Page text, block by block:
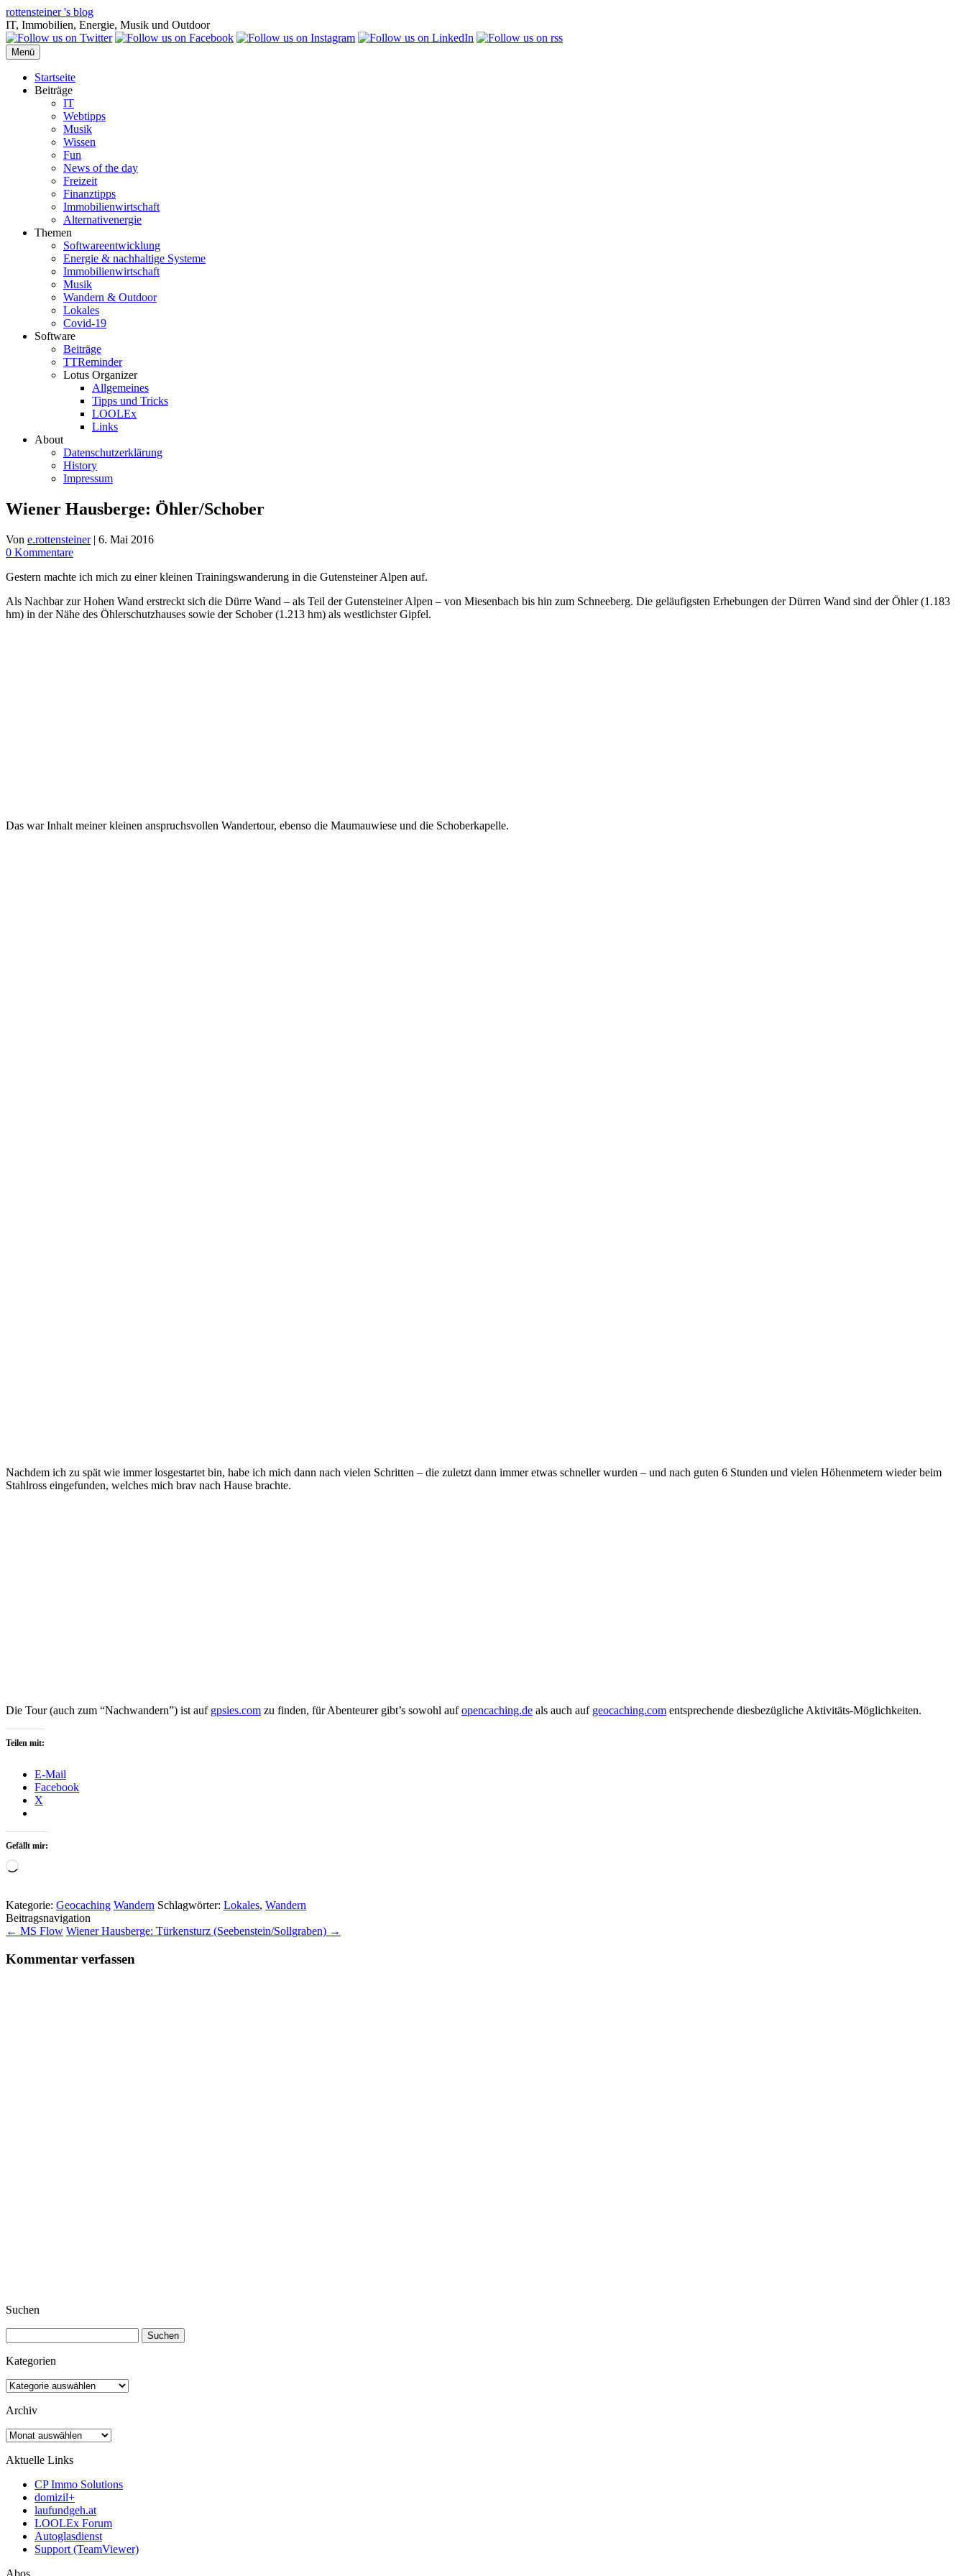
Zum
Inhalt
springen
rottensteiner 's blog
IT, Immobilien, Energie, Musik und Outdoor
Menü
Startseite
Beiträge
IT
Webtipps
Musik
Wissen
Fun
News of the day
Freizeit
Finanztipps
Immobilienwirtschaft
Alternativenergie
Themen
Softwareentwicklung
Energie & nachhaltige Systeme
Immobilienwirtschaft
Musik
Wandern & Outdoor
Lokales
Covid-19
Software
Beiträge
TTReminder
Lotus Organizer
Allgemeines
Tipps und Tricks
LOOLEx
Links
About
Datenschutzerklärung
History
Impressum
Wiener Hausberge: Öhler/Schober
Von e.rottensteiner | 6. Mai 2016
0 Kommentare
Gestern machte ich mich zu einer kleinen Trainingswanderung in die Gutensteiner Alpen auf.
Als Nachbar zur Hohen Wand erstreckt sich die Dürre Wand – als Teil der Gutensteiner Alpen – von Miesenbach bis hin zum Schneeberg. Die geläufigsten Erhebungen der Dürren Wand sind der Öhler (1.183
hm) in der Nähe des Öhlerschutzhauses sowie der Schober (1.213 hm) als westlichster Gipfel.
Das war Inhalt meiner kleinen anspruchsvollen Wandertour, ebenso die Maumauwiese und die Schoberkapelle.
Nachdem ich zu spät wie immer losgestartet bin, habe ich mich dann nach vielen Schritten – die zuletzt dann immer etwas schneller wurden – und nach guten 6 Stunden und vielen Höhenmetern wieder beim
Stahlross eingefunden, welches mich brav nach Hause brachte.
Die Tour (auch zum “Nachwandern”) ist auf gpsies.com zu finden, für Abenteurer gibt’s sowohl aufopencaching.de als auch auf geocaching.com entsprechende diesbezügliche Aktivitäts-Möglichkeiten.
Teilen mit:
E-Mail
Facebook
X
Gefällt mir:
Wird
Kategorie: Geocaching Wandern Schlagwörter: Lokales, Wandern
Beitragsnavigation
← MS Flow Wiener Hausberge: Türkensturz (Seebenstein/Sollgraben) →
Kommentar verfassen
Suchen
nach:
Kategorien
Kategorien
Archiv
Archiv
Aktuelle Links
CP Immo Solutions
domizil+
laufundgeh.at
LOOLEx Forum
Autoglasdienst
Support (TeamViewer)